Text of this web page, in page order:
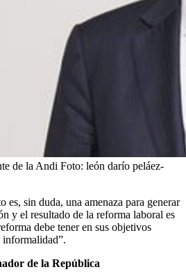
de la Andi Foto: león darío peláez-
es, sin duda, una amenaza para generar
y el resultado de la reforma laboral es
debe tener en sus objetivos
informalidad”.
de la República